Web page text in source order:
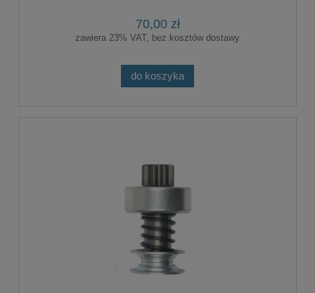
70,00 zł
zawiera 23% VAT, bez kosztów dostawy
do koszyka